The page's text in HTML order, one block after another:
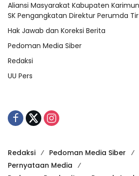
Aliansi Masyarakat Kabupaten
SK Pengangkatan Direktur Perumda
Hak Jawab dan Koreksi Berita
Pedoman Media Siber
Redaksi
UU Pers
Redaksi
Pedoman Media Siber
Pernyataan Media